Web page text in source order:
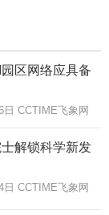
区网络应具备
日 CCTIME飞象网
解锁科学新发
日 CCTIME飞象网